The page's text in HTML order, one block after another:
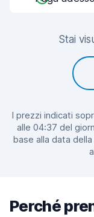
Stai
I prezzi indicati
alle 04:37 del
base alla data
Perché